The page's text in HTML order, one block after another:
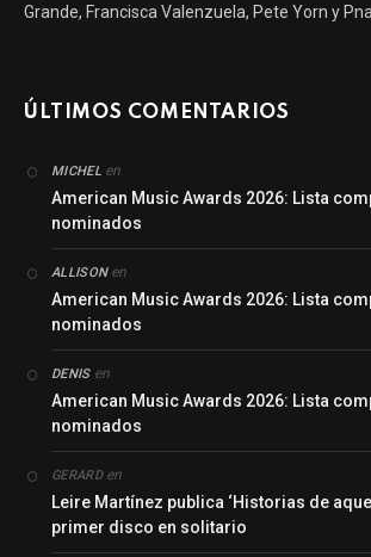
Grande, Francisca Valenzuela, Pete Yorn y
ÚLTIMOS COMENTARIOS
MICHEL en
American Music Awards 2026: Lista
nominados
ALLISONen
American Music Awards 2026: Lista
nominados
DENISen
American Music Awards 2026: Lista
nominados
GERARDen
Leire Martínez publica ‘Historias de
primer disco en solitario